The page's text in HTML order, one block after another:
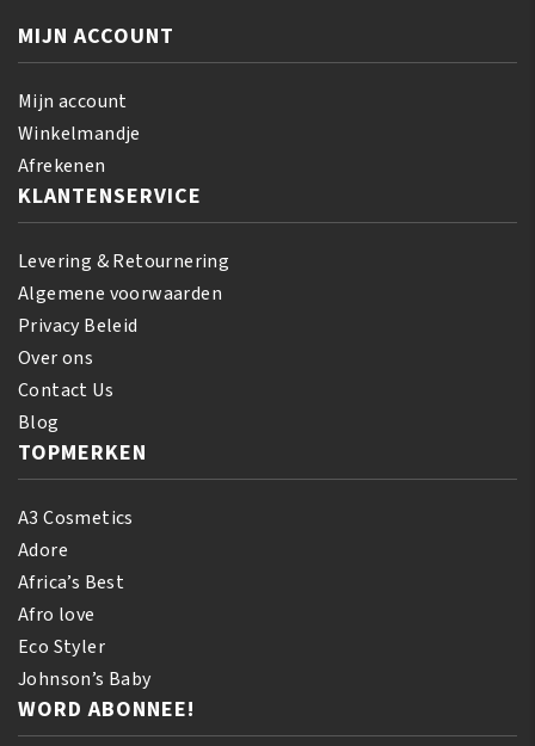
ml
aantal
ml
MIJN ACCOUNT
Mijn account
Winkelmandje
Afrekenen
KLANTENSERVICE
Levering & Retournering
Algemene voorwaarden
Privacy Beleid
Over ons
Contact Us
Blog
TOPMERKEN
A3 Cosmetics
Adore
Africa’s Best
Afro love
Eco Styler
Johnson’s Baby
WORD ABONNEE!